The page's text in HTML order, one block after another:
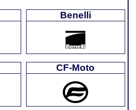
Benelli
CF-Moto